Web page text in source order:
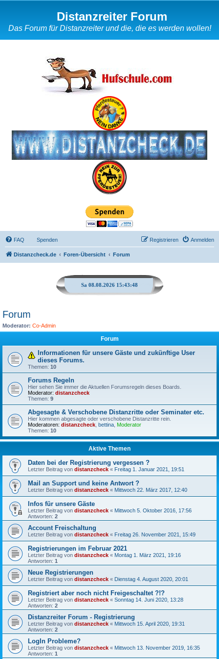
Distanzreiter Forum
Das Forum für Distanzreiter und die, die es werden wollen!
FAQ Spenden Anmelden
Registrieren
Distanzcheck.de Foren-Übersicht Forum
Sa 08.08.2026 15:43:48
Forum
Moderator: Co-Admin
Forum
Informationen für unsere Gäste und zukünftige User
dieses Forums.
Themen: 10
Forums Regeln
Hier sehen Sie immer die Aktuellen Forumsregeln dieses Boards.
Moderator: distanzcheck
Themen: 9
Abgesagte & Verschobene Distanzritte oder Seminater etc.
Hier kommen abgesagte oder verschobene Distanzritte rein.
Moderatoren: distanzcheck bettina Moderator
Themen: 10
Aktive Themen
Daten bei der Registrierung vergessen ?
Letzter Beitrag von distanzcheck « Freitag 1. Januar 2021, 19:51
Mail an Support und keine Antwort ?
Letzter Beitrag von distanzcheck « Mittwoch 22. März 2017, 12:40
Infos für unsere Gäste
Letzter Beitrag von distanzcheck « Mittwoch 5. Oktober 2016, 17:56
Antworten: 2
Account Freischaltung
Letzter Beitrag von distanzcheck « Freitag 26. November 2021, 15:49
Registrierungen im Februar 2021
Letzter Beitrag von distanzcheck « Montag 1. März 2021, 19:16
Antworten: 1
Neue Registrierungen
Letzter Beitrag von distanzcheck « Dienstag 4. August 2020, 20:01
Registriert aber noch nicht Freigeschaltet ?!?
Letzter Beitrag von distanzcheck « Sonntag 14. Juni 2020, 13:28
Antworten: 2
Distanzreiter Forum - Registrierung
Letzter Beitrag von distanzcheck « Mittwoch 15. April 2020, 19:31
Antworten: 2
LogIn Probleme?
Letzter Beitrag von distanzcheck « Mittwoch 13. November 2019, 16:35
Antworten: 1